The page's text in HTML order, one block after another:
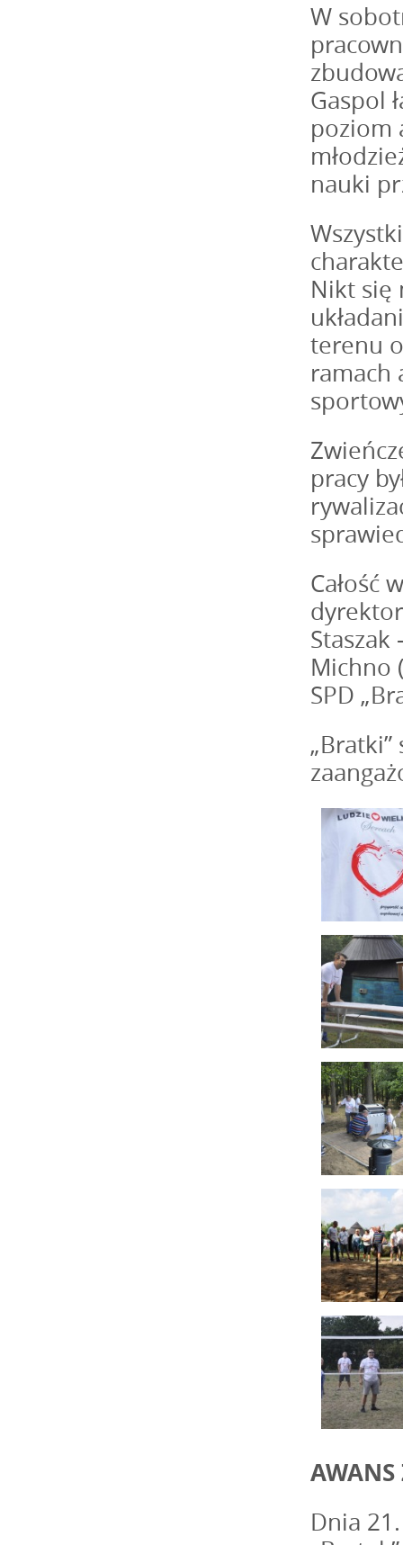
W
Gaspol
poziom
nauki
Nikt się
terenu
ramach
pracy
Całość
Staszak
Michno
SPD
Dnia